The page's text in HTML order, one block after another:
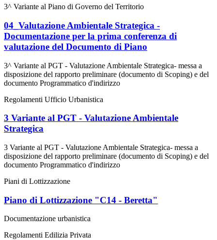
3^ Variante al Piano di Governo del Territorio
04_Valutazione Ambientale Strategica -
Documentazione per la prima conferenza di
valutazione del Documento di Piano
3^ Variante al PGT - Valutazione Ambientale Strategica- messa a
disposizione del rapporto preliminare (documento di Scoping) e del
documento Programmatico d'indirizzo
Regolamenti Ufficio Urbanistica
3 Variante al PGT - Valutazione Ambientale
Strategica
3 Variante al PGT - Valutazione Ambientale Strategica- messa a
disposizione del rapporto preliminare (documento di Scoping) e del
documento Programmatico d'indirizzo
Piani di Lottizzazione
Piano di Lottizzazione "C14 - Beretta"
Documentazione urbanistica
Regolamenti Edilizia Privata